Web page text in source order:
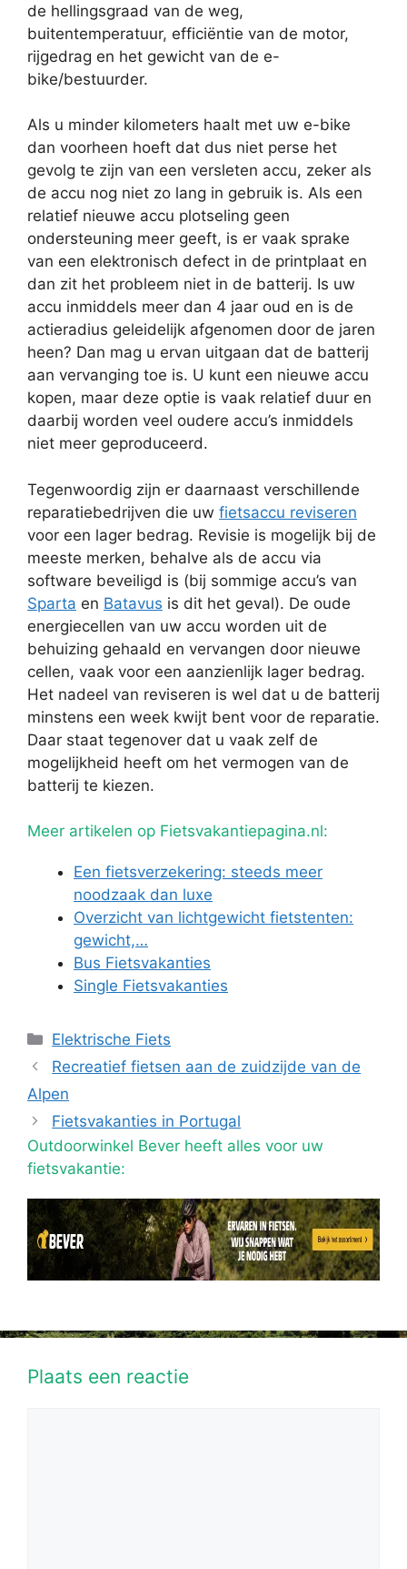
de hellingsgraad van de weg,
buitentemperatuur, efficiëntie van de motor,
rijgedrag en het gewicht van de e-
bike/bestuurder.
Als u minder kilometers haalt met uw e-bike
dan voorheen hoeft dat dus niet perse het
gevolg te zijn van een versleten accu, zeker als
de accu nog niet zo lang in gebruik is. Als een
relatief nieuwe accu plotseling geen
ondersteuning meer geeft, is er vaak sprake
van een elektronisch defect in de printplaat en
dan zit het probleem niet in de batterij. Is uw
accu inmiddels meer dan 4 jaar oud en is de
actieradius geleidelijk afgenomen door de jaren
heen? Dan mag u ervan uitgaan dat de batterij
aan vervanging toe is. U kunt een nieuwe accu
kopen, maar deze optie is vaak relatief duur en
daarbij worden veel oudere accu’s inmiddels
niet meer geproduceerd.
Tegenwoordig zijn er daarnaast verschillende
reparatiebedrijven die uw fietsaccu reviseren
voor een lager bedrag. Revisie is mogelijk bij de
meeste merken, behalve als de accu via
software beveiligd is (bij sommige accu’s van
Sparta en Batavus is dit het geval). De oude
energiecellen van uw accu worden uit de
behuizing gehaald en vervangen door nieuwe
cellen, vaak voor een aanzienlijk lager bedrag.
Het nadeel van reviseren is wel dat u de batterij
minstens een week kwijt bent voor de reparatie.
Daar staat tegenover dat u vaak zelf de
mogelijkheid heeft om het vermogen van de
batterij te kiezen.
Meer artikelen op Fietsvakantiepagina.nl:
Een fietsverzekering: steeds meer
noodzaak dan luxe
Overzicht van lichtgewicht fietstenten:
gewicht,…
Bus Fietsvakanties
Single Fietsvakanties
Categorieën
Elektrische Fiets
Recreatief fietsen aan de zuidzijde van de
Alpen
Fietsvakanties in Portugal
Outdoorwinkel Bever heeft alles voor uw
fietsvakantie:
Plaats een reactie